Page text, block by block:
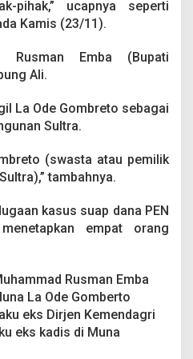
pihak,” ucapnya seperti
Kamis (23/11).
Rusman Emba (Bupati
Ali.
La Ode Gombreto sebagai
Sultra.
(swasta atau pemilik
tambahnya.
kasus suap dana PEN
empat orang
Rusman Emba
La Ode Gomberto
eks Dirjen Kemendagri
eks kadis di Muna